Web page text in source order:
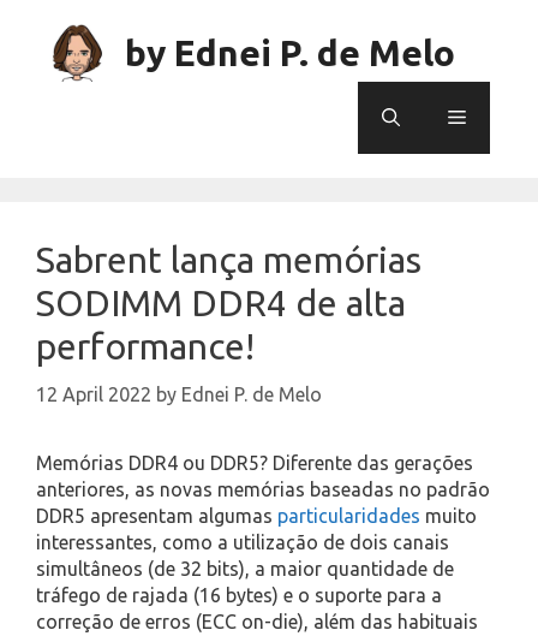
content
by Ednei P. de Melo
Menu
Sabrent lança memórias
SODIMM DDR4 de alta
performance!
12 April 2022 by Ednei P. de Melo
Memórias DDR4 ou DDR5? Diferente das gerações
anteriores, as novas memórias baseadas no padrão
DDR5 apresentam algumas particularidades muito
interessantes, como a utilização de dois canais
simultâneos (de 32 bits), a maior quantidade de
tráfego de rajada (16 bytes) e o suporte para a
correção de erros (ECC on-die), além das habituais